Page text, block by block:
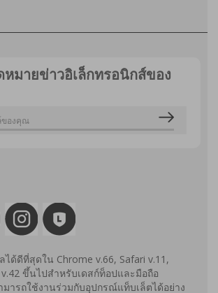
มายข่าวอิเล็กทรอนิกส์ของ
ได้ดีที่สุดใน Chrome v.66, Safari v.11,
ขึ้นไปสำหรับเดสก์ท็อปและมือถือ
มารถใช้งานร่วมกับอุปกรณ์แท็บเล็ตได้อย่าง